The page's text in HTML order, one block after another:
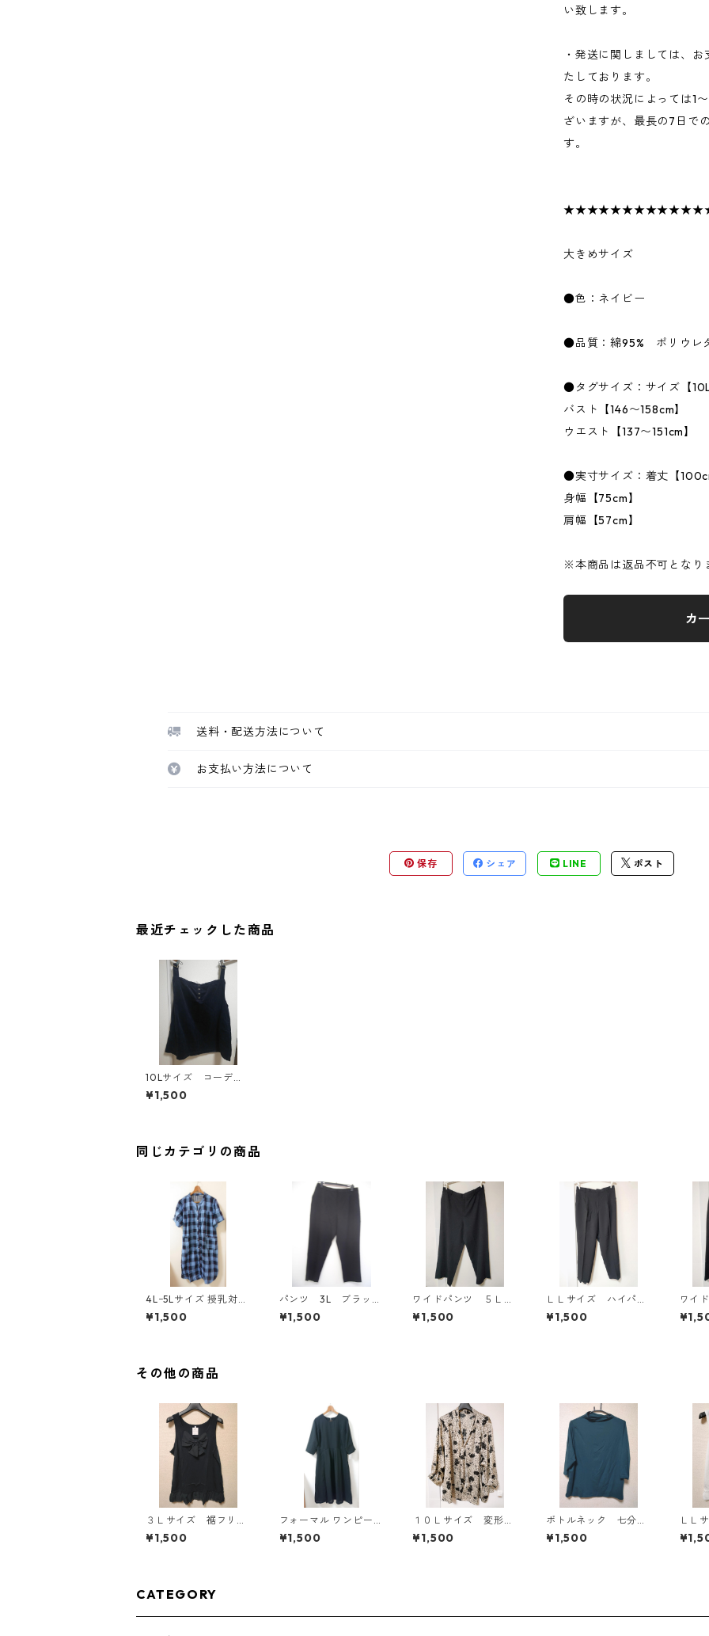
い致します。
・発送に関しましては、
たしております。
その時の状況によっては1
ざいますが、最長の7日で
す。
大きめサイズ
●色：ネイビー
●品質：綿95% ポリウレ
●タグサイズ：サイズ【10L
バスト【146〜158cm】
ウエスト【137〜151cm】
●実寸サイズ：着丈【
身幅【75cm】
肩幅【57cm】
※本商品は返品不可となり
カ
送料・配送方法について
お支払い方法について
保存 シェア LINE ポスト
最近チェックした商品
10Lサイズ コーデュ
ロイ サロペット ネ
イビー MAA-2524
¥1,500
同じカテゴリの商品
4Lｰ5Lサイズ 授乳対応
チェック柄 半袖ルーム
ウェア マタニティ ブ
¥1,500
パンツ 3L ブラッ
ク IY-4525
¥1,500
ワイドパンツ ５Ｌ
ブラック KAE-4725
¥1,500
ＬＬサイズ ハイパー
ストレッチ センター
プレスパンツ ブラッ
¥1,500
ワイ
ブラ
その他の商品
３Ｌサイズ 裾フリ
ル リボン付きタンク
トップ ブラック K
¥1,500
フォーマル ワンピース
5L ブラック ◆KIY-13
00◆
¥1,500
１０Ｌサイズ 変形ド
ット 花柄 ボウタイ
ブラウス オフホワイ
¥1,500
ボトルネック 七分袖
カットソー ４Ｌ テ
ィールグリーン KAE
¥1,500
ＬＬ
ル リ
トッ
CATEGORY